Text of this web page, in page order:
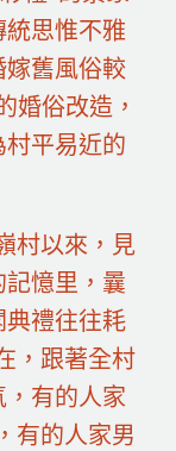
思惟不雅
舊風俗較
婚俗改造，
平易近的
村以來，見
憶里，曩
禮往往耗
，跟著全村
有的人家
有的人家男